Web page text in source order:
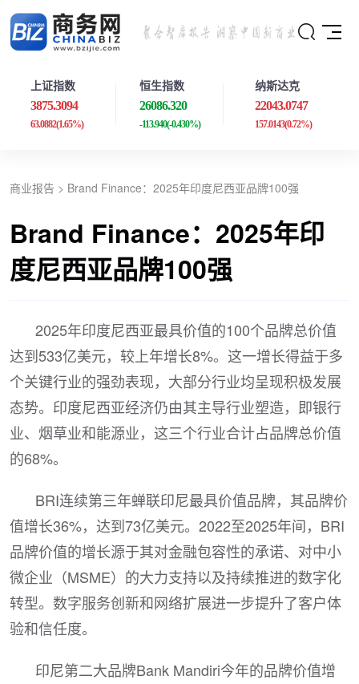
上证指数
3875.3094
63.0882(1.65%)
恒生指数
26086.320
-113.940(-0.430%)
纳斯达克
22043.0747
157.0143(0.72%)
商业报告 > Brand Finance：2025年印度尼西亚品牌100强
Brand Finance：2025年印
度尼西亚品牌100强
2025年印度尼西亚最具价值的100个品牌总价值
达到533亿美元，较上年增长8%。这一增长得益于多
个关键行业的强劲表现，大部分行业均呈现积极发展
态势。印度尼西亚经济仍由其主导行业塑造，即银行
业、烟草业和能源业，这三个行业合计占品牌总价值
的68%。
BRI连续第三年蝉联印尼最具价值品牌，其品牌价
值增长36%，达到73亿美元。2022至2025年间，BRI
品牌价值的增长源于其对金融包容性的承诺、对中小
微企业（MSME）的大力支持以及持续推进的数字化
转型。数字服务创新和网络扩展进一步提升了客户体
验和信任度。
印尼第二大品牌Bank Mandiri今年的品牌价值增